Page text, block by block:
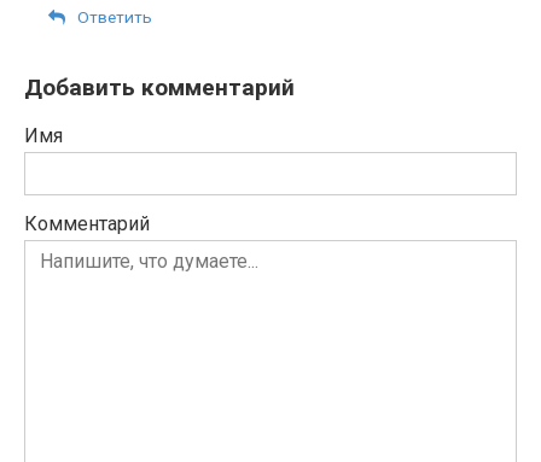
Ответить
Добавить комментарий
Имя
Комментарий